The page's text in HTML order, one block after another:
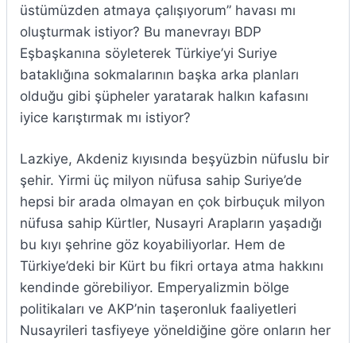
üstümüzden atmaya çalışıyorum” havası mı
oluşturmak istiyor? Bu manevrayı BDP
Eşbaşkanına söyleterek Türkiye’yi Suriye
bataklığına sokmalarının başka arka planları
olduğu gibi şüpheler yaratarak halkın kafasını
iyice karıştırmak mı istiyor?
Lazkiye, Akdeniz kıyısında beşyüzbin nüfuslu bir
şehir. Yirmi üç milyon nüfusa sahip Suriye’de
hepsi bir arada olmayan en çok birbuçuk milyon
nüfusa sahip Kürtler, Nusayri Arapların yaşadığı
bu kıyı şehrine göz koyabiliyorlar. Hem de
Türkiye’deki bir Kürt bu fikri ortaya atma hakkını
kendinde görebiliyor. Emperyalizmin bölge
politikaları ve AKP’nin taşeronluk faaliyetleri
Nusayrileri tasfiyeye yöneldiğine göre onların her